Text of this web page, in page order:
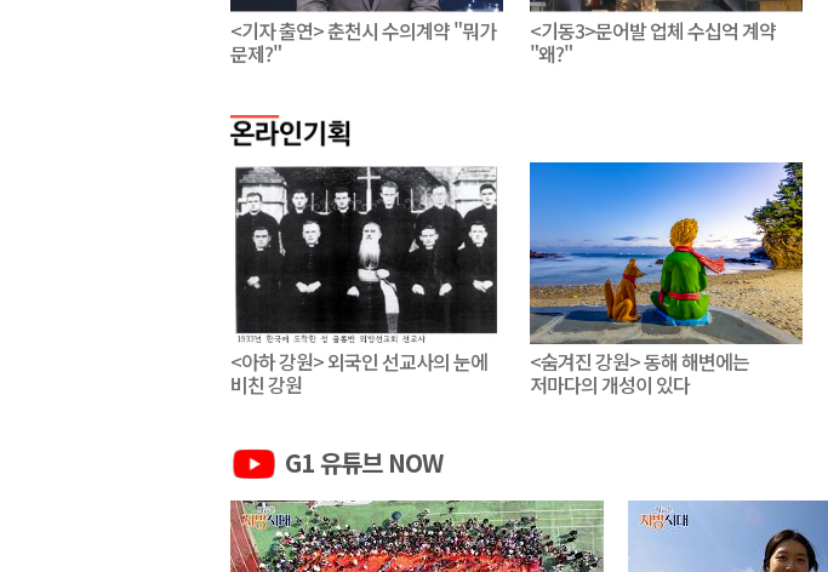
<기자 출연> 춘천시 수의계약 "뭐가
문제?"
<기동3>문어발 업체 수십억 계약
"왜?"
<아하 강원> 외국인 선교사의 눈에
비친 강원
<숨겨진 강원> 동해 해변에는
저마다의 개성이 있다
G1 유튜브 NOW